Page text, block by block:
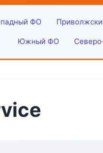
ФО
Южный ФО